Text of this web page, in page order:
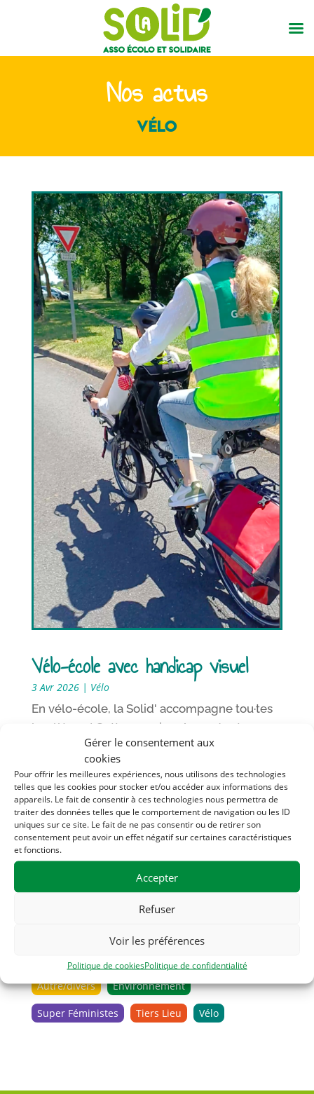
Gérer le consentement aux
cookies
Pour offrir les meilleures expériences, nous utilisons des technologies
telles que les cookies pour stocker et/ou accéder aux informations des
appareils. Le fait de consentir à ces technologies nous permettra de
traiter des données telles que le comportement de navigation ou les ID
uniques sur ce site. Le fait de ne pas consentir ou de retirer son
consentement peut avoir un effet négatif sur certaines caractéristiques
et fonctions.
Accepter
Refuser
Voir les préférences
Politique de cookiesPolitique de confidentialité
Nos actus
Vélo
Vélo-école avec handicap visuel
3 Avr 2026| Vélo
En vélo-école, la Solid' accompagne tou·tes
les élèves ! Cette semaine, Arnaud est
intervenu en SRAV (Savoir Rouler à Vélo)
auprès d'une classe de CM2 dans laquelle se
trouve Emma*, une jeune fille en situation de
handicap visuel. Il ne lui est pas possible de
rouler...
LIRE PLUS
Catégories
Autre/divers Environnement
Super Féministes Tiers Lieu Vélo